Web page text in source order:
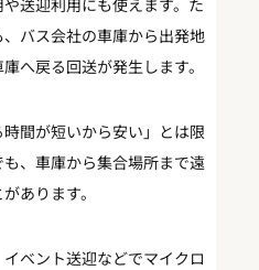
バス会社の車庫から出発地
へ戻る回送が発生します。
間が短いから安い」とは限
、車庫から集合場所まで遠
あります。
ベント送迎などでマイクロ